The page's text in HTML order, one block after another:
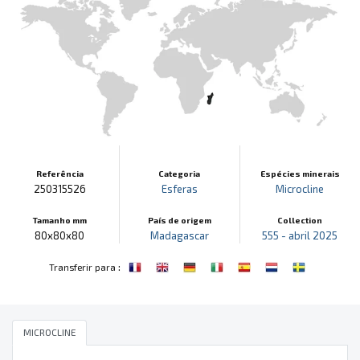
Referência
250315526
Tamanho mm
80x80x80
Categoria
Esferas
País de origem
Madagascar
Espécies minerais
Microcline
Collection
555 - abril 2025
Transferir para :
MICROCLINE